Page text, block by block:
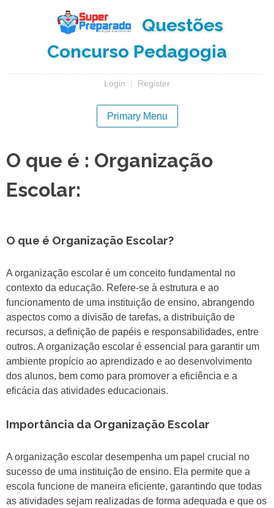
Questões
Concurso Pedagogia
Login | Register
Primary Menu
O que é : Organização
Escolar:
O que é Organização Escolar?
A organização escolar é um conceito fundamental no
contexto da educação. Refere-se à estrutura e ao
funcionamento de uma instituição de ensino, abrangendo
aspectos como a divisão de tarefas, a distribuição de
recursos, a definição de papéis e responsabilidades, entre
outros. A organização escolar é essencial para garantir um
ambiente propício ao aprendizado e ao desenvolvimento
dos alunos, bem como para promover a eficiência e a
eficácia das atividades educacionais.
Importância da Organização Escolar
A organização escolar desempenha um papel crucial no
sucesso de uma instituição de ensino. Ela permite que a
escola funcione de maneira eficiente, garantindo que todas
as atividades sejam realizadas de forma adequada e que os